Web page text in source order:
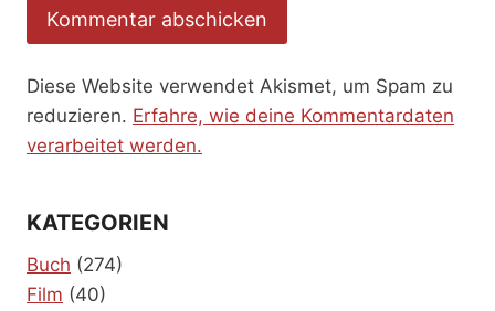
Diese Website verwendet Akismet, um Spam zu
reduzieren. Erfahre, wie deine Kommentardaten
verarbeitet werden.
KATEGORIEN
Buch (274)
Film (40)